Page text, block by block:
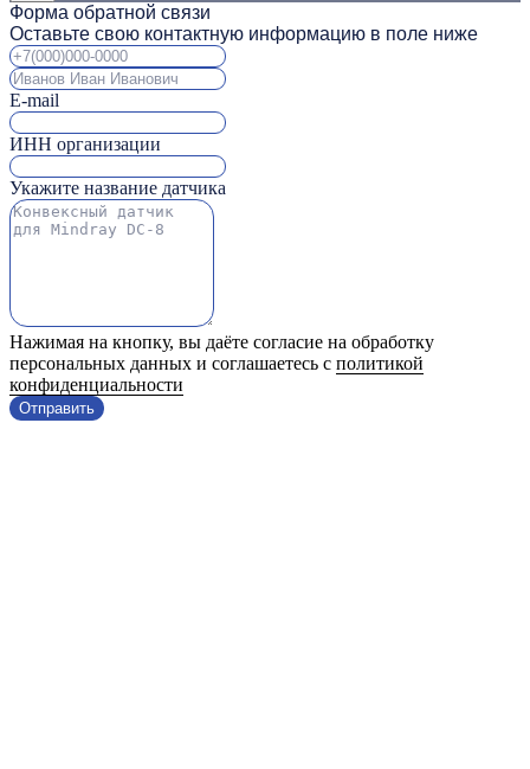
Форма обратной связи
Оставьте свою контактную информацию в поле ниже
E-mail
ИНН организации
Укажите название датчика
Нажимая на кнопку, вы даёте согласие на обработку
персональных данных и соглашаетесь с политикой
конфиденциальности
Отправить